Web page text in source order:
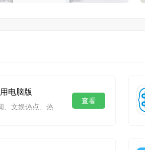
电脑版
查看